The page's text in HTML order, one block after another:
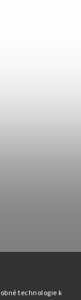
technologie k